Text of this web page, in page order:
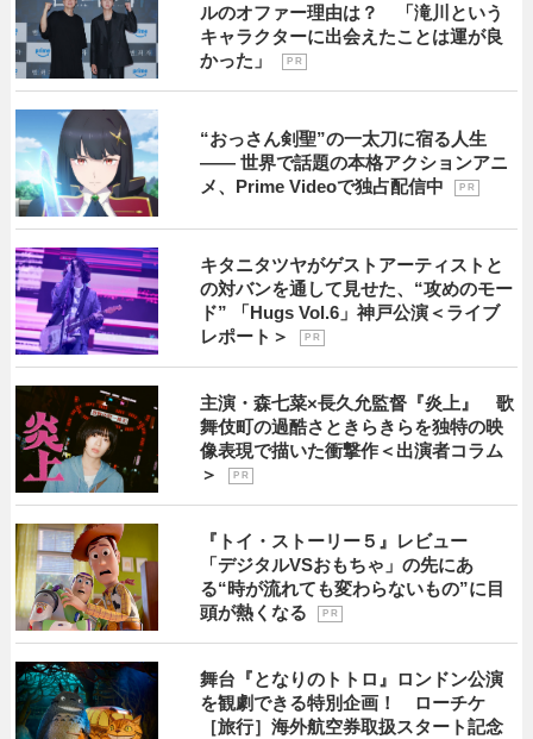
ルのオファー理由は？ 「滝川という
キャラクターに出会えたことは運が良
かった」
P R
“おっさん剣聖”の一太刀に宿る人生
―― 世界で話題の本格アクションアニ
メ、Prime Videoで独占配信中
P R
キタニタツヤがゲストアーティストと
の対バンを通して見せた、“攻めのモー
ド” 「Hugs Vol.6」神戸公演＜ライブ
レポート＞
P R
主演・森七菜×長久允監督『炎上』 歌
舞伎町の過酷さときらきらを独特の映
像表現で描いた衝撃作＜出演者コラム
＞
P R
『トイ・ストーリー５』レビュー
「デジタルVSおもちゃ」の先にあ
る“時が流れても変わらないもの”に目
頭が熱くなる
P R
舞台『となりのトトロ』ロンドン公演
を観劇できる特別企画！ ローチケ
［旅行］海外航空券取扱スタート記念